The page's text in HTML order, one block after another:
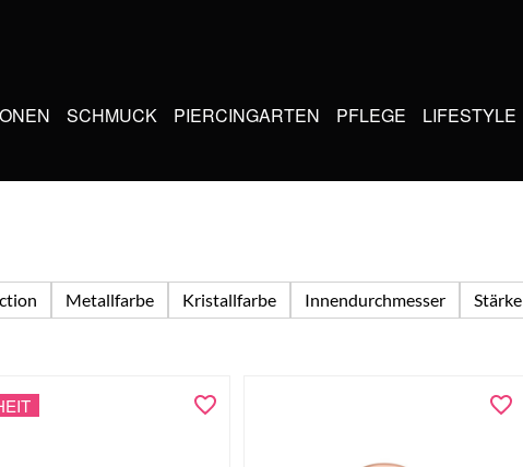
SCHMUCK PIERCINGARTEN PFLEGE LIFESTYLE
Metallfarbe Kristallfarbe Innendurchmesser Stärke